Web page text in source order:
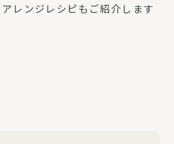
レンジレシピもご紹介します